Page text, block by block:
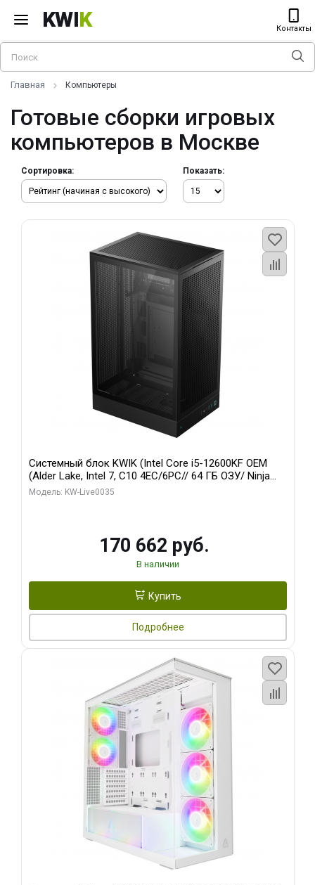
KWIK Контакты
Главная Компьютеры
Готовые сборки игровых
компьютеров в Москве
Сортировка: Показать:
Системный блок KWIK (Intel Core i5-12600KF OEM
(Alder Lake, Intel 7, C10 4EC/6PC// 64 ГБ ОЗУ/ Ninja
Sinotex GTX1650 4GB 128bit GDDR6 DVI DP HDMI 2/
Модель: KW-Live0035
170 662 руб.
В наличии
Купить
Подробнее